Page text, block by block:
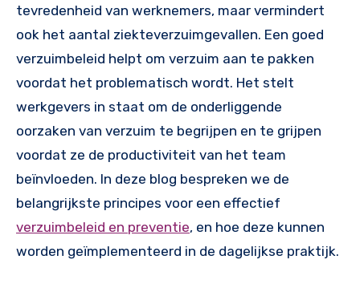
tevredenheid van werknemers, maar vermindert
ook het aantal ziekteverzuimgevallen. Een goed
verzuimbeleid helpt om verzuim aan te pakken
voordat het problematisch wordt. Het stelt
werkgevers in staat om de onderliggende
oorzaken van verzuim te begrijpen en te grijpen
voordat ze de productiviteit van het team
beïnvloeden. In deze blog bespreken we de
belangrijkste principes voor een effectief
verzuimbeleid en preventie, en hoe deze kunnen
worden geïmplementeerd in de dagelijkse praktijk.